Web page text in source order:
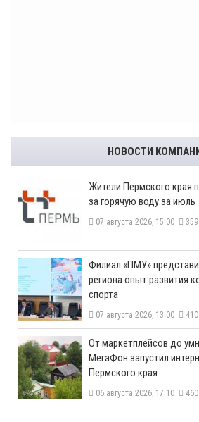
НОВОСТИ
​Жители Пермского края
за горячую воду за июль
07 августа 2026, 15:00 359
​Филиал «ПМУ»
региона опыт развития
спорта
07 августа 2026, 13:00 410
От маркетплейсов до
МегаФон запустил
Пермского края
06 августа 2026, 17:10 460